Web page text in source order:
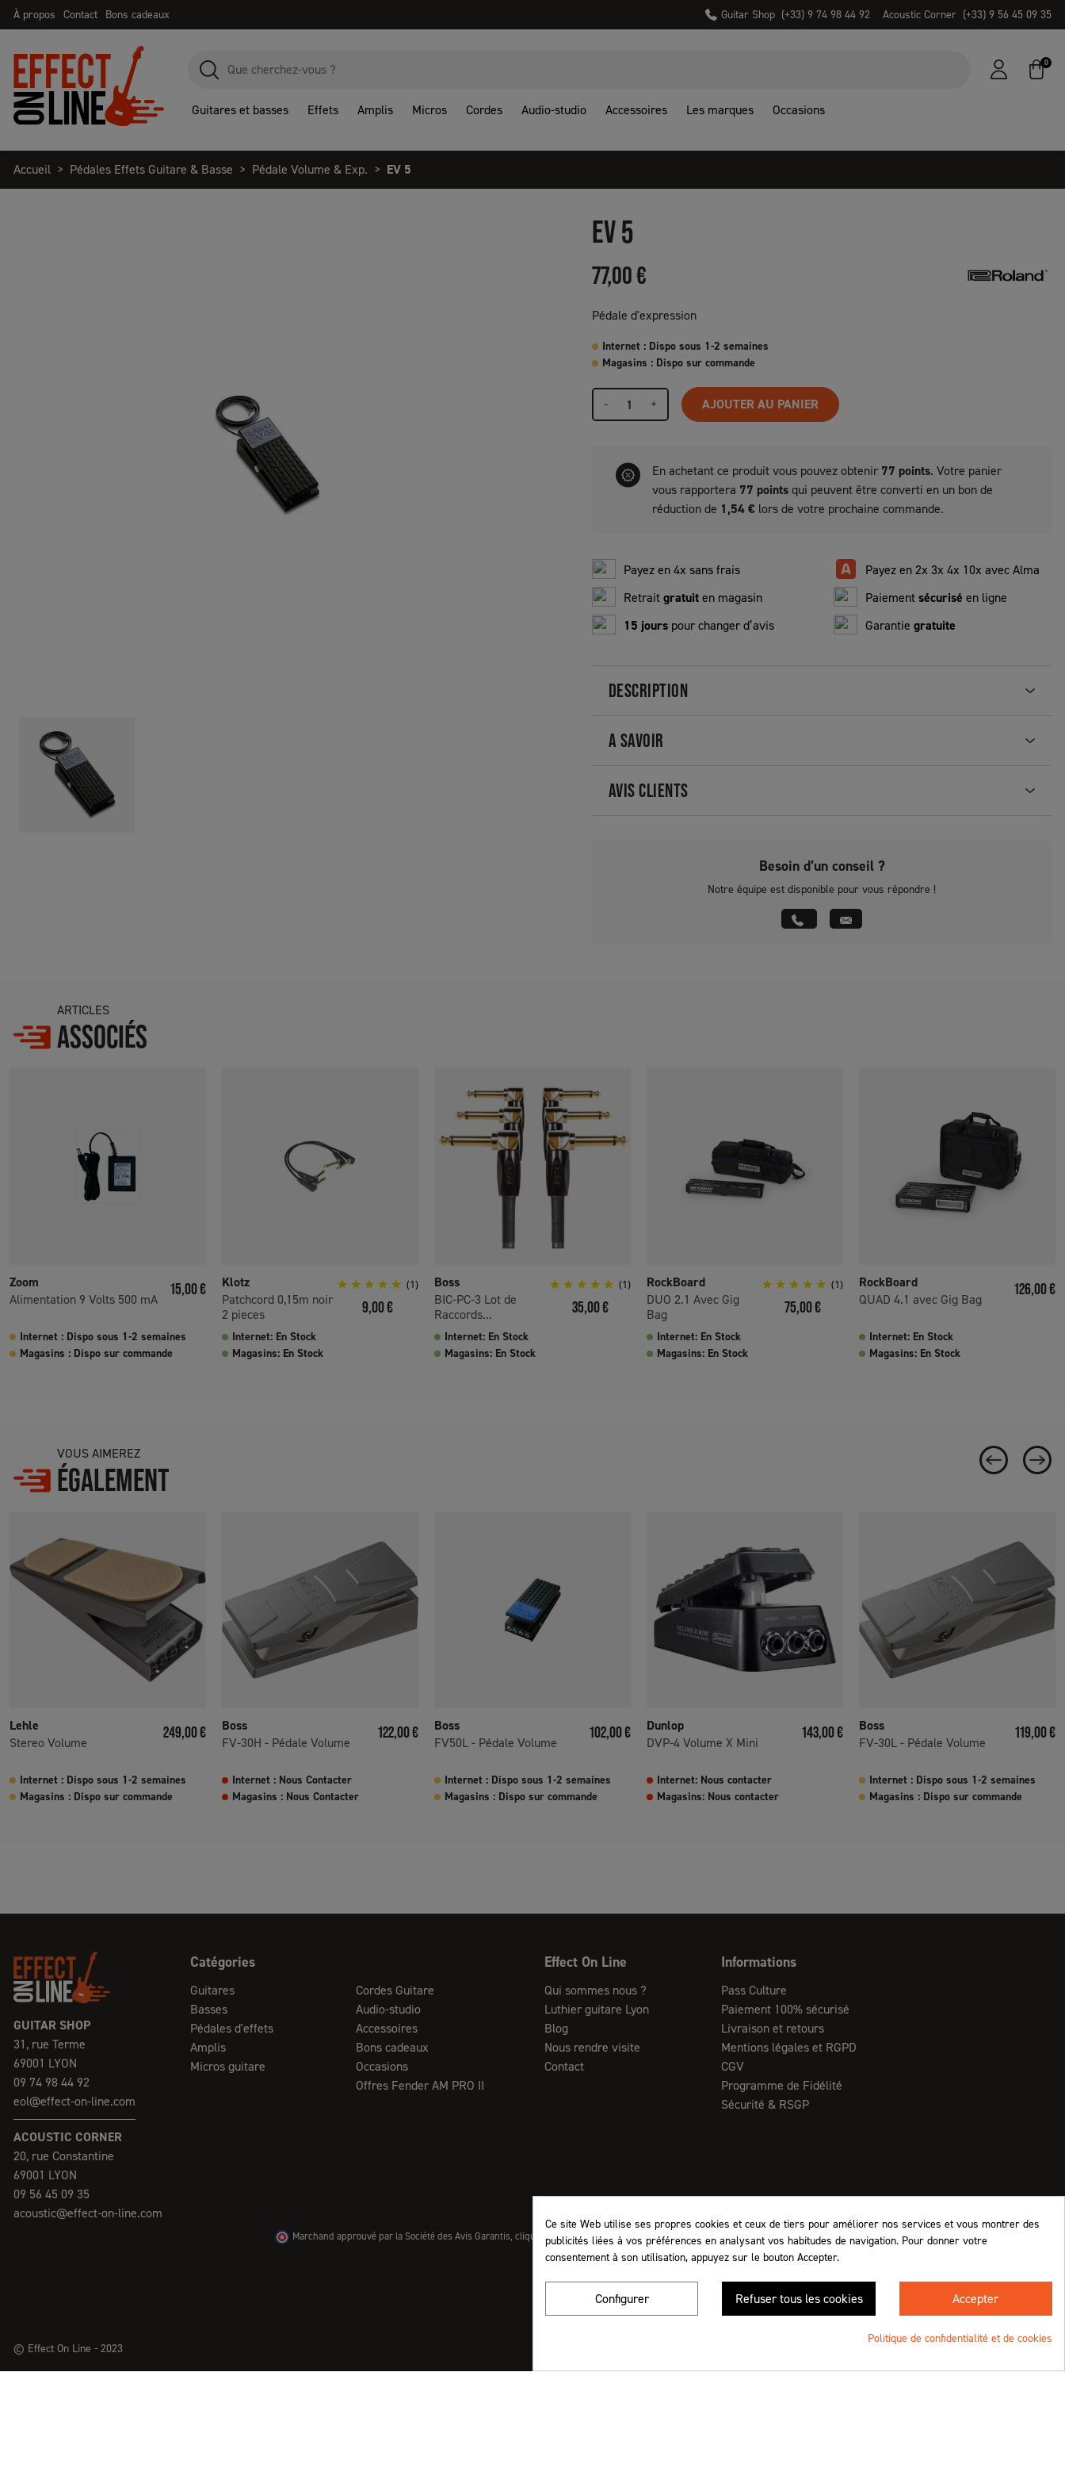
À propos Contact Bons cadeaux Guitar Shop (+33) 9 74 98 44 92 Acoustic Corner (+33) 9 56 45 09 35
0
Guitares et basses Effets Amplis Micros Cordes Audio-studio Accessoires Les marques Occasions
Accueil Pédales Effets Guitare & Basse Pédale Volume & Exp. EV 5
EV 5
77,00 €
Pédale d'expression
Internet : Dispo sous 1-2 semaines
Magasins : Dispo sur commande
- + AJOUTER AU PANIER
En achetant ce produit vous pouvez obtenir 77 points. Votre panier
vous rapportera 77 pointsqui peuvent être converti en un bon de
réduction de 1,54 € lors de votre prochaine commande.
Payez en 4x sans frais
Payez en 2x 3x 4x 10x avec Alma
Retraitgratuiten magasin Paiementsécurisé en ligne
15 jours pour changer d’avis Garantie gratuite
DESCRIPTION
A SAVOIR
AVIS CLIENTS
Besoin d’un conseil ?
Notre équipe est disponible pour vous répondre !
ARTICLES
ASSOCIÉS
Zoom
Alimentation 9 Volts 500 mA
Prix
15,00 €
Internet : Dispo sous 1-2 semaines
Magasins : Dispo sur commande
Klotz
Patchcord 0,15m noir
2 pieces
(1)
Prix
9,00 €
Internet: En Stock
Magasins: En Stock
Boss
BIC-PC-3 Lot de
Raccords...
(1)
Prix
35,00 €
Internet: En Stock
Magasins: En Stock
RockBoard
DUO 2.1 Avec Gig
Bag
(1)
Prix
75,00 €
Internet: En Stock
Magasins: En Stock
RockBoard
QUAD 4.1 avec Gig Bag
Prix
126,00 €
Internet: En Stock
Magasins: En Stock
VOUS AIMEREZ
ÉGALEMENT
Lehle
Stereo Volume
Prix
249,00 €
Internet : Dispo sous 1-2 semaines
Magasins : Dispo sur commande
Boss
FV-30H - Pédale Volume
Prix
122,00 €
Internet : Nous Contacter
Magasins : Nous Contacter
Boss
FV50L - Pédale Volume
Prix
102,00 €
Internet : Dispo sous 1-2 semaines
Magasins : Dispo sur commande
Dunlop
DVP-4 Volume X Mini
Prix
143,00 €
Internet: Nous contacter
Magasins: Nous contacter
Boss
FV-30L - Pédale Volume
Prix
119,00 €
Internet : Dispo sous 1-2 semaines
Magasins : Dispo sur commande
GUITAR SHOP
31, rue Terme
69001 LYON
09 74 98 44 92
eol@effect-on-line.com
ACOUSTIC CORNER
20, rue Constantine
69001 LYON
09 56 45 09 35
acoustic@effect-on-line.com
Catégories
Guitares
Basses
Pédales d'effets
Amplis
Micros guitare
Cordes Guitare
Audio-studio
Accessoires
Bons cadeaux
Occasions
Offres Fender AM PRO II
Effect On Line
Qui sommes nous ?
Luthier guitare Lyon
Blog
Nous rendre visite
Contact
Informations
Pass Culture
Paiement 100% sécurisé
Livraison et retours
Mentions légales et RGPD
CGV
Programme de Fidélité
Sécurité & RSGP
Marchand approuvé par la Société des Avis Garantis,cliquez ici pour vérifier.
Retrouvez-nous !
© Effect On Line - 2023
Ce site Web utilise ses propres cookies et ceux de tiers pour améliorer nos services et vous montrer des
publicités liées à vos préférences en analysant vos habitudes de navigation. Pour donner votre
consentement à son utilisation, appuyez sur le bouton Accepter.
Accepter
Refuser tous les cookies
Configurer
Politique de confidentialité et de cookies
★★★★★